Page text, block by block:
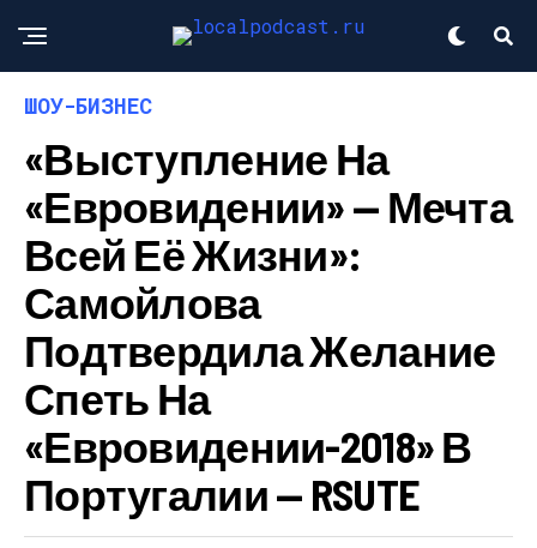
ШОУ-БИЗНЕС
«Выступление На
«Евровидении» — Мечта
Всей Её Жизни»:
Самойлова
Подтвердила Желание
Спеть На
«Евровидении-2018» В
Португалии — RSUTE